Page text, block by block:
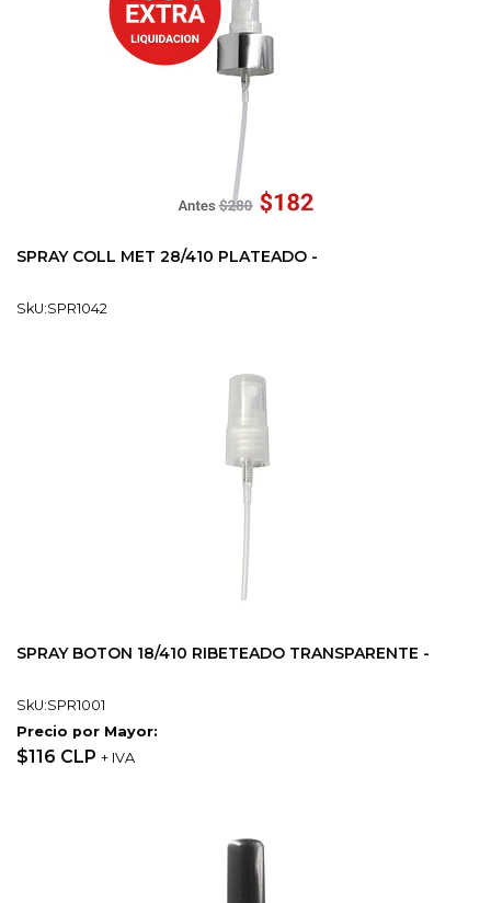
SPRAY COLL MET 28/410 PLATEADO -
SkU:SPR1042
SPRAY BOTON 18/410 RIBETEADO TRANSPARENTE -
SkU:SPR1001
Precio por Mayor:
$116 CLP + IVA